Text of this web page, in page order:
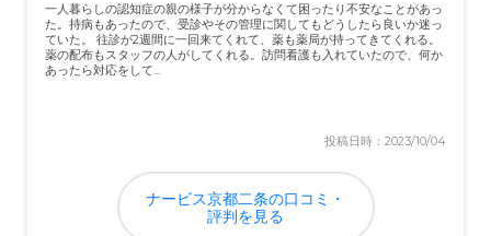
一人暮らしの認知症の親の様子が分からなくて困ったり不安なことがあっ
た。持病もあったので、受診やその管理に関してもどうしたら良いか迷っ
ていた。 往診が2週間に一回来てくれて、薬も薬局が持ってきてくれる。
薬の配布もスタッフの人がしてくれる。訪問看護も入れていたので、何か
あったら対応をして...
投稿日時：2023/10/04
ナービス京都二条の口コミ・
評判を見る